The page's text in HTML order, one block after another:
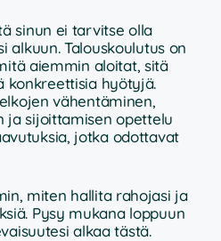
sinun ei tarvitse olla
alkuun. Talouskoulutus on
aiemmin aloitat, sitä
konkreettisia hyötyjä.
vähentäminen,
ja sijoittamisen opettelu
jotka odottavat
miten hallita rahojasi ja
Pysy mukana loppuun
alkaa tästä.